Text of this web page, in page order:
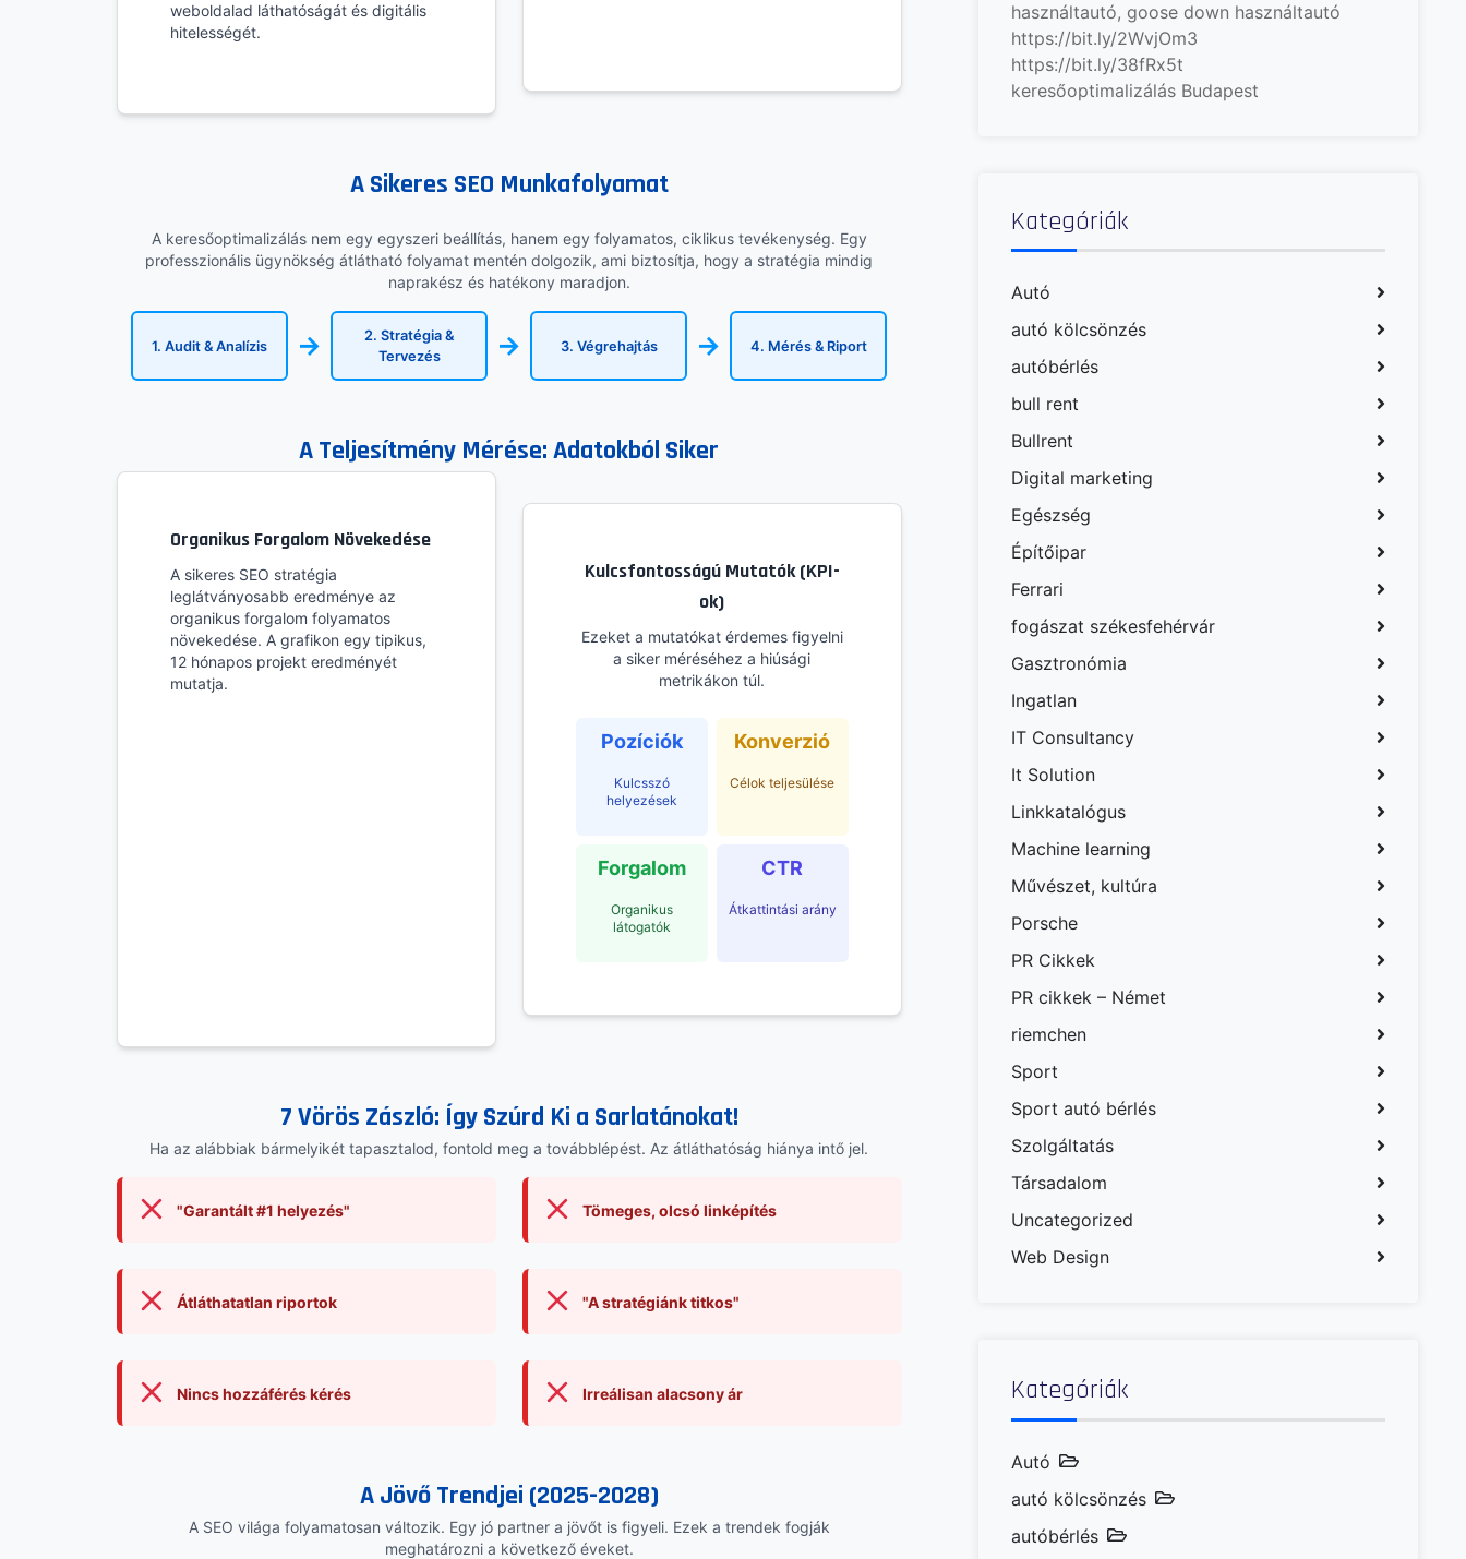
weboldalad láthatóságát és digitális
hitelességét.
A Sikeres SEO Munkafolyamat
A keresőoptimalizálás nem egy egyszeri beállítás, hanem egy folyamatos, ciklikus tevékenység. Egy
professzionális ügynökség átlátható folyamat mentén dolgozik, ami biztosítja, hogy a stratégia mindig
naprakész és hatékony maradjon.
1. Audit & Analízis →
2. Stratégia &
Tervezés
→ 3. Végrehajtás → 4. Mérés & Riport
A Teljesítmény Mérése: Adatokból Siker
Organikus Forgalom Növekedése
A sikeres SEO stratégia
leglátványosabb eredménye az
organikus forgalom folyamatos
növekedése. A grafikon egy tipikus,
12 hónapos projekt eredményét
mutatja.
Kulcsfontosságú Mutatók (KPI-
ok)
Ezeket a mutatókat érdemes figyelni
a siker méréséhez a hiúsági
metrikákon túl.
Pozíciók
Kulcsszó
helyezések
Konverzió
Célok teljesülése
Forgalom
Organikus
látogatók
CTR
Átkattintási arány
7 Vörös Zászló: Így Szúrd Ki a Sarlatánokat!
Ha az alábbiak bármelyikét tapasztalod, fontold meg a továbblépést. Az átláthatóság hiánya intő jel.
"Garantált #1 helyezés" Tömeges, olcsó linképítés
Átláthatatlan riportok "A stratégiánk titkos"
Nincs hozzáférés kérés Irreálisan alacsony ár
A Jövő Trendjei (2025-2028)
A SEO világa folyamatosan változik. Egy jó partner a jövőt is figyeli. Ezek a trendek fogják
meghatározni a következő éveket.
használtautó, goose down használtautó
https://bit.ly/2WvjOm3
https://bit.ly/38fRx5t
keresőoptimalizálás Budapest
Kategóriák
Autó
autó kölcsönzés
autóbérlés
bull rent
Bullrent
Digital marketing
Egészség
Építőipar
Ferrari
fogászat székesfehérvár
Gasztronómia
Ingatlan
IT Consultancy
It Solution
Linkkatalógus
Machine learning
Művészet, kultúra
Porsche
PR Cikkek
PR cikkek – Német
riemchen
Sport
Sport autó bérlés
Szolgáltatás
Társadalom
Uncategorized
Web Design
Kategóriák
Autó
autó kölcsönzés
autóbérlés